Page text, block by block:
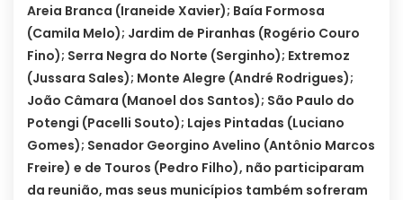
Areia Branca (Iraneide Xavier); Baía Formosa
(Camila Melo); Jardim de Piranhas (Rogério Couro
Fino); Serra Negra do Norte (Serginho); Extremoz
(Jussara Sales); Monte Alegre (André Rodrigues);
João Câmara (Manoel dos Santos); São Paulo do
Potengi (Pacelli Souto); Lajes Pintadas (Luciano
Gomes); Senador Georgino Avelino (Antônio Marcos
Freire) e de Touros (Pedro Filho), não participaram
da reunião, mas seus municípios também sofreram